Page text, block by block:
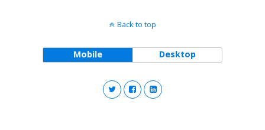
Back to top
Mobile Desktop